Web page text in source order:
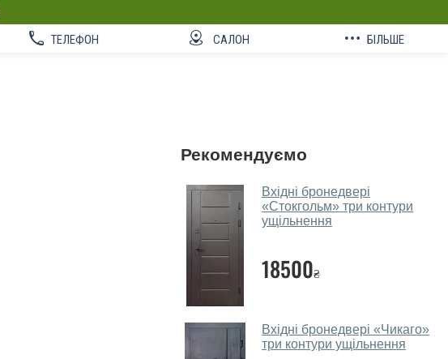
ТЕЛЕФОН САЛОН БІЛЬШЕ
Рекомендуємо
Вхідні бронедвері
«Стокгольм» три контури
ущільнення
18500₴
Вхідні бронедвері «Чикаго»
три контури ущільнення